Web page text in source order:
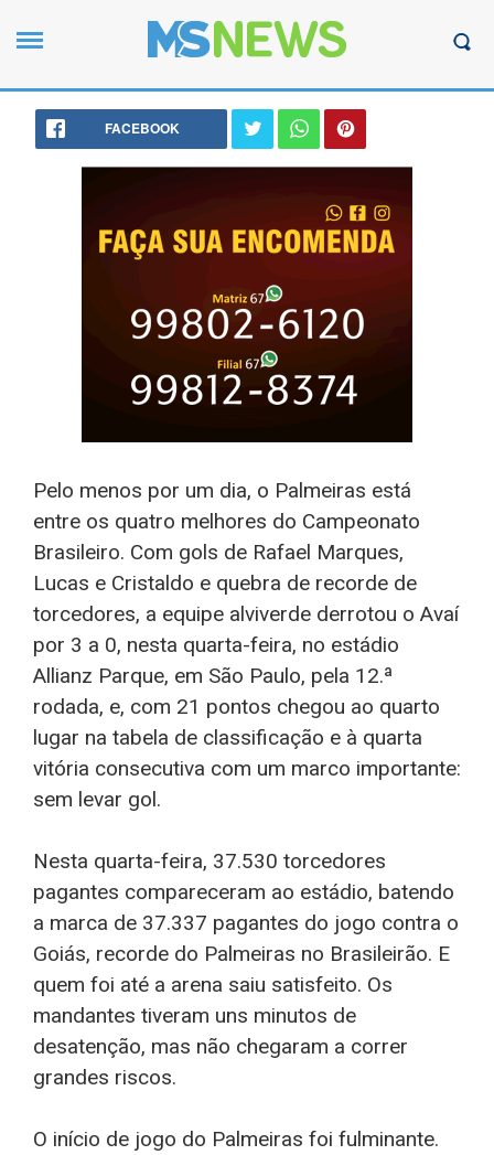
FACEBOOK
Pelo menos por um dia, o Palmeiras está
entre os quatro melhores do Campeonato
Brasileiro. Com gols de Rafael Marques,
Lucas e Cristaldo e quebra de recorde de
torcedores, a equipe alviverde derrotou o Avaí
por 3 a 0, nesta quarta-feira, no estádio
Allianz Parque, em São Paulo, pela 12.ª
rodada, e, com 21 pontos chegou ao quarto
lugar na tabela de classificação e à quarta
vitória consecutiva com um marco importante:
sem levar gol.
Nesta quarta-feira, 37.530 torcedores
pagantes compareceram ao estádio, batendo
a marca de 37.337 pagantes do jogo contra o
Goiás, recorde do Palmeiras no Brasileirão. E
quem foi até a arena saiu satisfeito. Os
mandantes tiveram uns minutos de
desatenção, mas não chegaram a correr
grandes riscos.
O início de jogo do Palmeiras foi fulminante.